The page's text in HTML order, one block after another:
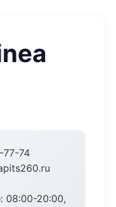
77-74
08:00-20:00,